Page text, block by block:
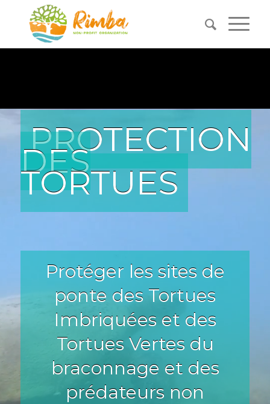
PROTECTION
DES
TORTUES
Protéger les sites de
ponte des Tortues
Imbriquées et des
Tortues Vertes du
braconnage et des
prédateurs non